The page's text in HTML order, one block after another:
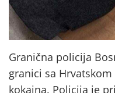
Granična policija
granici sa
kokaina. Policija je